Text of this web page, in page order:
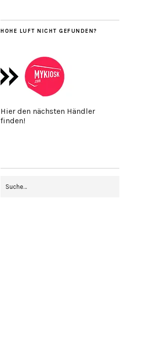
HOHE LUFT NICHT GEFUNDEN?
Hier den nächsten Händler
finden!